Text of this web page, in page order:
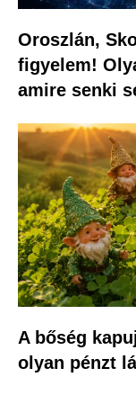
Oroszlán,
figyelem!
amire senki
A bőség
olyan pénzt